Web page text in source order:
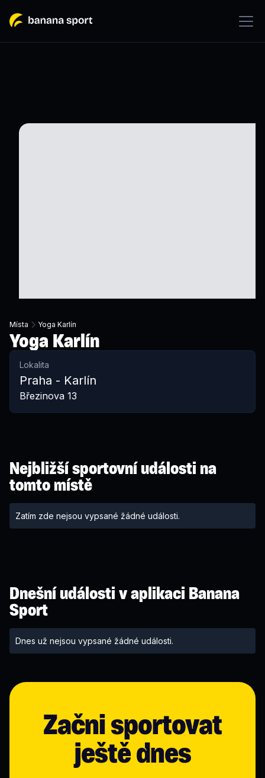
Místa Yoga Karlín
Yoga Karlín
Lokalita
Praha - Karlín
Březinova 13
Nejbližší sportovní události na
tomto místě
Zatím zde nejsou vypsané žádné události.
Dnešní události v aplikaci Banana
Sport
Dnes už nejsou vypsané žádné události.
Začni sportovat
ještě dnes